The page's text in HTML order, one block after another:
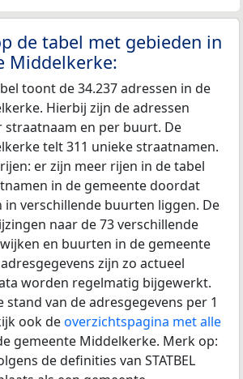
de tabel met gebieden in
Middelkerke:
toont de 34.237 adressen in de
Hierbij zijn de adressen
straatnaam en per buurt. De
telt 311 unieke straatnamen.
er zijn meer rijen in de tabel
in de gemeente doordat
verschillende buurten liggen. De
naar de 73 verschillende
en buurten in de gemeente
zijn zo actueel
worden regelmatig bijgewerkt.
stand van de adresgegevens per 1
ook deoverzichtspagina met alle
gemeente Middelkerke. Merk op:
de definities van STATBEL